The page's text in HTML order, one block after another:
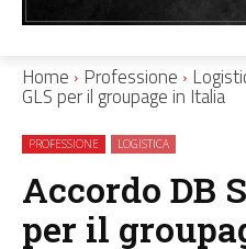
Home Professione
GLS per il groupage in Italia
PROFESSIONE LOGISTICA
Accordo DB
per il